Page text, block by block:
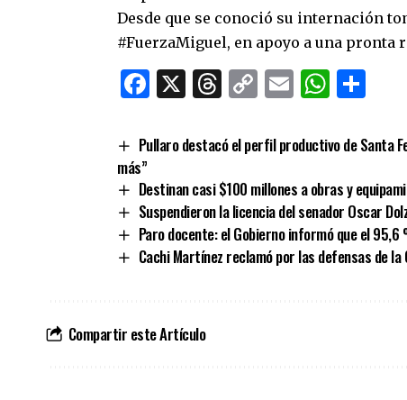
Desde que se conoció su internación
#FuerzaMiguel, en apoyo a una pronta
Facebook
X Threads
CopyEmail
Pullaro destacó el perfil productivo de Santa
más”
Destinan casi $100 millones a obras y
Suspendieron la licencia del senador Oscar
Paro docente: el Gobierno informó que el
Cachi Martínez reclamó por las defensas de
Compartir este Artículo